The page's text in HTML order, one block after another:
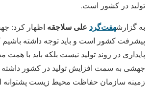
تولید در کشور است.
به گزارشهفت‌گرد علی سلاجقه اظهار کرد:
پیشرفت کشور است و باید توجه داشته
پایداری در روند تولید نیست بلکه باید با
جهشی به سمت افزایش تولید در کشور داشته
زمینه سازمان حفاظت محیط زیست پشتوانه